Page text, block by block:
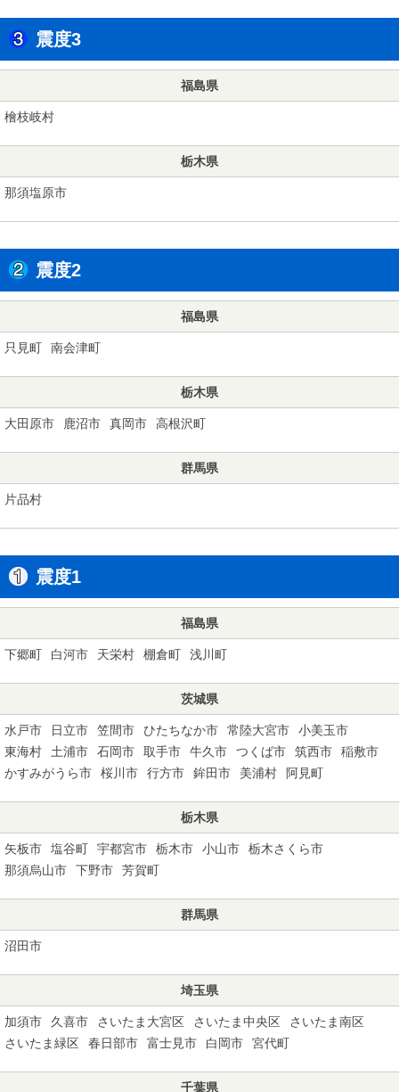
震度3
福島県
檜枝岐村
栃木県
那須塩原市
震度2
福島県
只見町 南会津町
栃木県
大田原市 鹿沼市 真岡市 高根沢町
群馬県
片品村
震度1
福島県
下郷町 白河市 天栄村 棚倉町 浅川町
茨城県
水戸市 日立市 笠間市 ひたちなか市 常陸大宮市
小美玉市
東海村
土浦市 石岡市 取手市 牛久市 つくば市 筑西市
稲敷市
かすみがうら市
桜川市 行方市 鉾田市 美浦村 阿見町
栃木県
矢板市 塩谷町 宇都宮市 栃木市 小山市
栃木さくら市
那須烏山市
下野市 芳賀町
群馬県
沼田市
埼玉県
加須市 久喜市 さいたま大宮区 さいたま中央区
さいたま南区
さいたま緑区
春日部市 富士見市 白岡市 宮代町
千葉県